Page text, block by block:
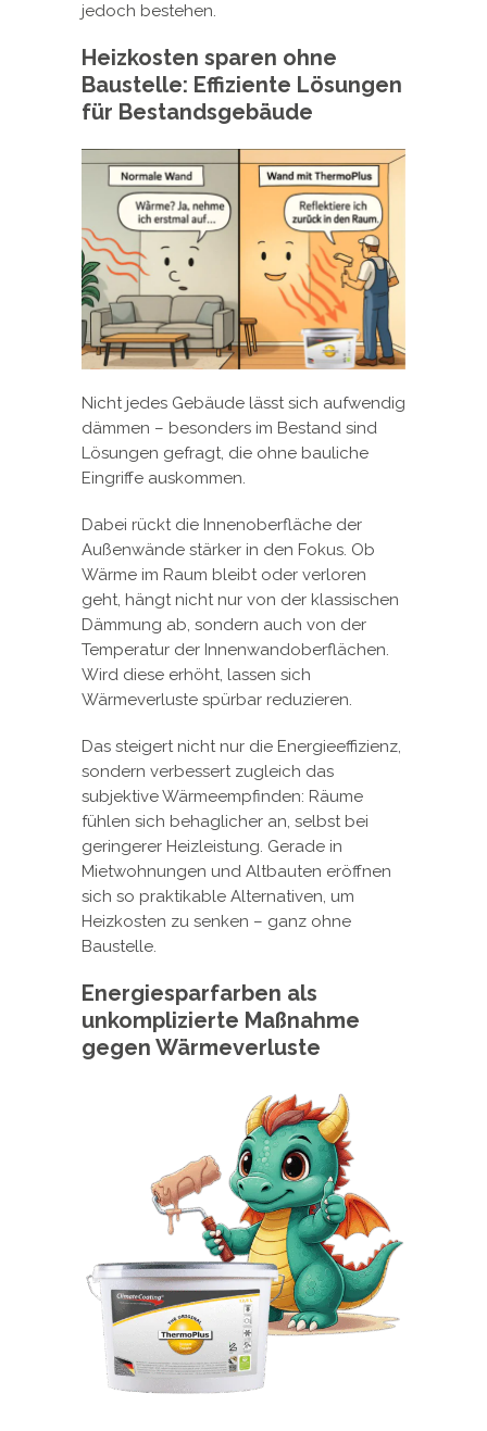
jedoch bestehen.
Heizkosten sparen ohne
Baustelle: Effiziente Lösungen
für Bestandsgebäude
Nicht jedes Gebäude lässt sich aufwendig
dämmen – besonders im Bestand sind
Lösungen gefragt, die ohne bauliche
Eingriffe auskommen.
Dabei rückt die Innenoberfläche der
Außenwände stärker in den Fokus. Ob
Wärme im Raum bleibt oder verloren
geht, hängt nicht nur von der klassischen
Dämmung ab, sondern auch von der
Temperatur der Innenwandoberflächen.
Wird diese erhöht, lassen sich
Wärmeverluste spürbar reduzieren.
Das steigert nicht nur die Energieeffizienz,
sondern verbessert zugleich das
subjektive Wärmeempfinden: Räume
fühlen sich behaglicher an, selbst bei
geringerer Heizleistung. Gerade in
Mietwohnungen und Altbauten eröffnen
sich so praktikable Alternativen, um
Heizkosten zu senken – ganz ohne
Baustelle.
Energiesparfarben als
unkomplizierte Maßnahme
gegen Wärmeverluste